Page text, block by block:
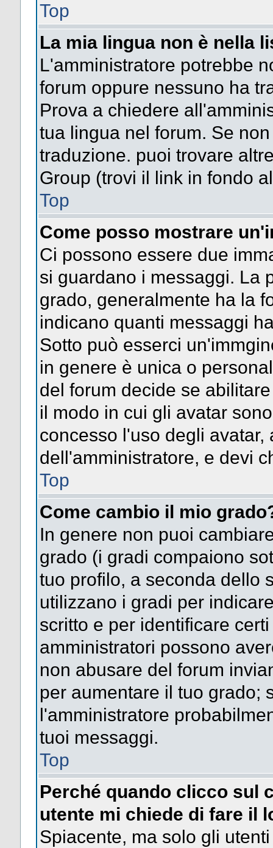
Top
La mia lingua non è nella
L'amministratore potrebbe
forum oppure nessuno ha
Prova a chiedere
tua lingua nel forum. Se
traduzione. puoi trovare
Group (trovi il link in fondo
Top
Come posso mostrare
Ci possono essere due
si guardano i messaggi. La
grado, generalmente ha la
indicano quanti messaggi
Sotto può esserci
in genere è unica o
del forum decide se
il modo in cui gli avatar
concesso l'uso degli
dell'amministratore, e devi
Top
Come cambio il mio
In genere non puoi
grado (i gradi compaiono
tuo profilo, a seconda dello
utilizzano i gradi per
scritto e per identificare
amministratori possono
non abusare del forum
per aumentare il tuo grado;
l'amministratore
tuoi messaggi.
Top
Perché quando clicco sul
utente mi chiede di fare il
Spiacente, ma solo gli